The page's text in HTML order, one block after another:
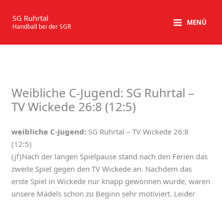
Inhalt
springen
SG Ruhrtal
Handball bei der SGR MENÜ
Weibliche C-Jugend: SG Ruhrtal –
TV Wickede 26:8 (12:5)
weibliche C-Jugend: SG Ruhrtal – TV Wickede 26:8
(12:5)
(jf)Nach der langen Spielpause stand nach den Ferien das
zweite Spiel gegen den TV Wickede an. Nachdem das
erste Spiel in Wickede nur knapp gewonnen wurde, waren
unsere Mädels schon zu Beginn sehr motiviert. Leider